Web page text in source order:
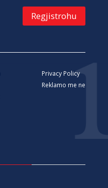
Regjistrohu
Privacy Policy
Reklamo me ne